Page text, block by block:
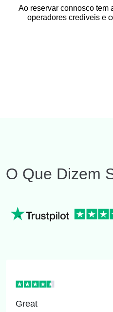
Ao reservar connosco tem
operadores crediveis e
O Que Dizem
Great